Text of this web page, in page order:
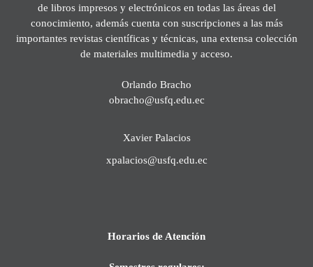
de libros impresos y electrónicos en todas las áreas del
conocimiento, además cuenta con suscripciones a las más
importantes revistas científicas y técnicas, una extensa colección
de materiales multimedia y acceso.
Orlando Bracho
obracho@usfq.edu.ec
Xavier Palacios
xpalacios@usfq.edu.ec
Horarios de Atención